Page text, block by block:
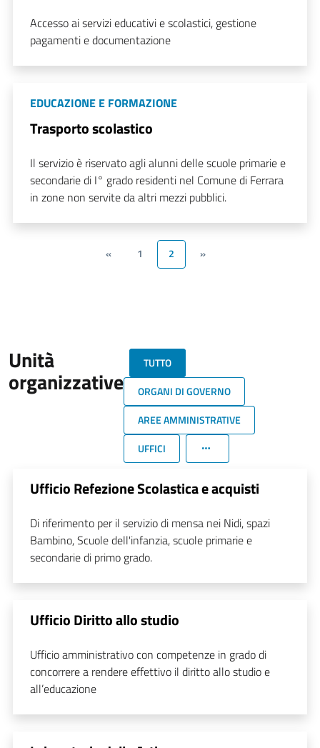
Accesso ai servizi educativi e scolastici, gestione
pagamenti e documentazione
EDUCAZIONE E FORMAZIONE
Trasporto scolastico
Il servizio è riservato agli alunni delle scuole primarie e
secondarie di I° grado residenti nel Comune di Ferrara
in zone non servite da altri mezzi pubblici.
« 1 2 »
Unità
organizzative
TUTTO
ORGANI DI GOVERNO
AREE AMMINISTRATIVE
UFFICI
Ufficio Refezione Scolastica e acquisti
Di riferimento per il servizio di mensa nei Nidi, spazi
Bambino, Scuole dell'infanzia, scuole primarie e
secondarie di primo grado.
Ufficio Diritto allo studio
Ufficio amministrativo con competenze in grado di
concorrere a rendere effettivo il diritto allo studio e
all’educazione